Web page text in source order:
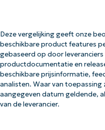
Deze vergelijking geeft onze
beschikbare product features
gebaseerd op door
productdocumentatie en
beschikbare prijsinformatie,
analisten. Waar van
aangegeven datum geldende,
van de leverancier.